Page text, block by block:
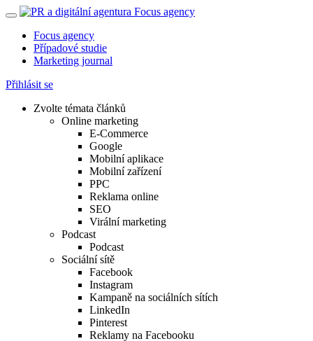
Focus agency
Případové studie
Marketing journal
Přihlásit se
Zvolte témata článků
Online marketing
E-Commerce
Google
Mobilní aplikace
Mobilní zařízení
PPC
Reklama online
SEO
Virální marketing
Podcast
Podcast
Sociální sítě
Facebook
Instagram
Kampaně na sociálních sítích
LinkedIn
Pinterest
Reklamy na Facebooku